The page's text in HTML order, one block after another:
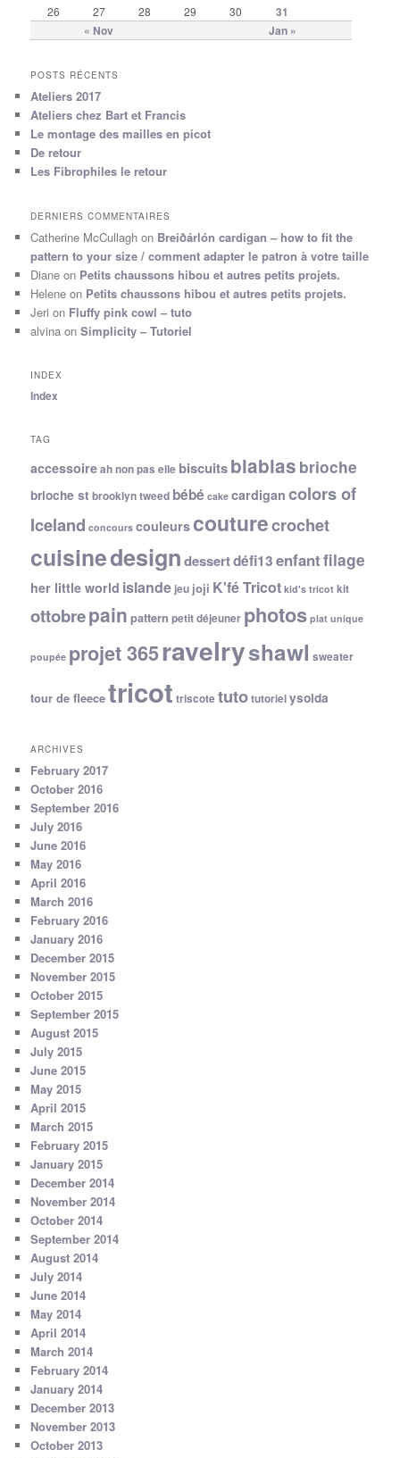
« Nov Jan »
26
27 28 29 30 31
POSTS RÉCENTS
Ateliers 2017
Ateliers chez Bart et Francis
Le montage des mailles en picot
De retour
Les Fibrophiles le retour
DERNIERS COMMENTAIRES
Catherine McCullagh on Breiðárlón cardigan – how to fit the
pattern to your size / comment adapter le patron à votre taille
Diane on Petits chaussons hibou et autres petits projets.
Helene on Petits chaussons hibou et autres petits projets.
Jeri on Fluffy pink cowl – tuto
alvina onSimplicity – Tutoriel
INDEX
Index
TAG
accessoireah non pas elle biscuitsblablas brioche
brioche st brooklyn tweed bébé cake cardigan colors of
Iceland concours couleurscouturecrochet
cuisinedesigndessertdéfi13enfantfilage
her little world islande jeu joji K'fé Tricot kid's tricot kit
ottobrepain pattern petit déjeuner photos plat unique
poupée projet 365ravelryshawl sweater
tour de fleecetricot triscote tutotutorielysolda
ARCHIVES
February 2017
October 2016
September 2016
July 2016
June 2016
May 2016
April 2016
March 2016
February 2016
January 2016
December 2015
November 2015
October 2015
September 2015
August 2015
July 2015
June 2015
May 2015
April 2015
March 2015
February 2015
January 2015
December 2014
November 2014
October 2014
September 2014
August 2014
July 2014
June 2014
May 2014
April 2014
March 2014
February 2014
January 2014
December 2013
November 2013
October 2013